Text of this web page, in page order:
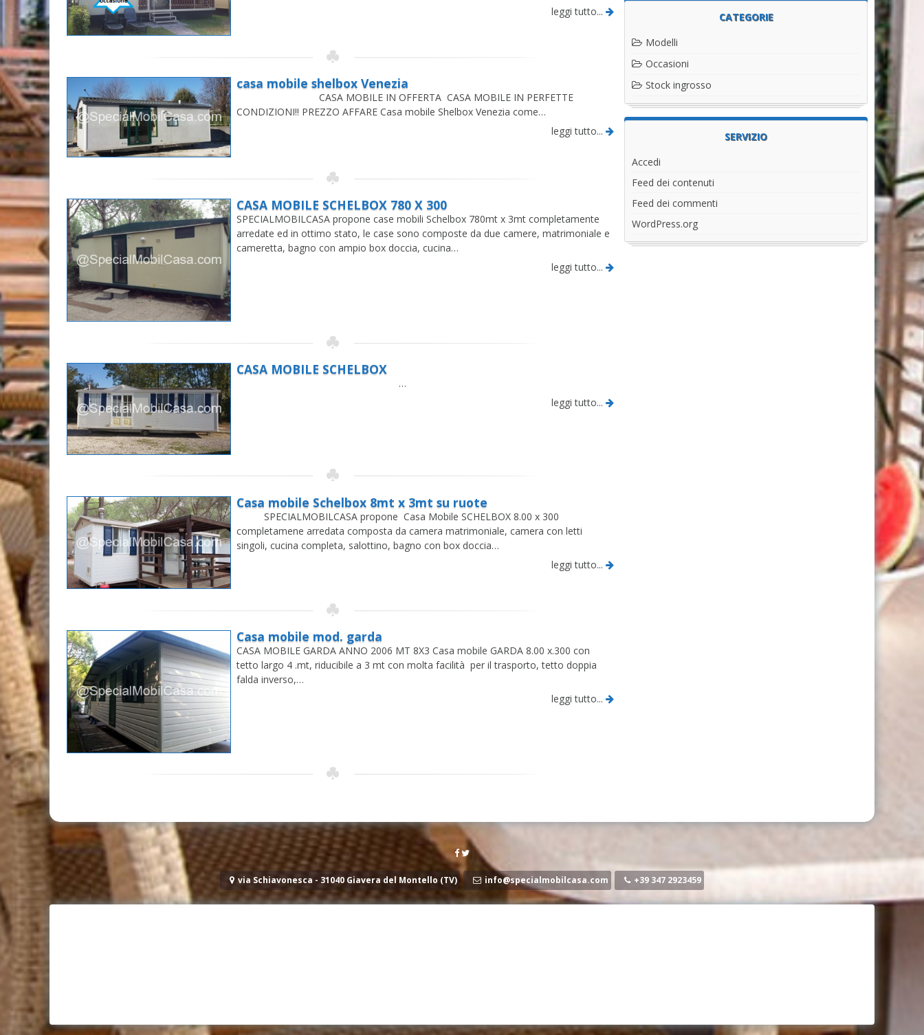
leggi tutto...
casa mobile shelbox Venezia
CASA MOBILE IN OFFERTA CASA MOBILE IN PERFETTE
CONDIZIONI!! PREZZO AFFARE Casa mobile Shelbox Venezia come…
leggi tutto...
CASA MOBILE SCHELBOX 780 X 300
SPECIALMOBILCASA propone case mobili Schelbox 780mt x 3mt completamente
arredate ed in ottimo stato, le case sono composte da due camere, matrimoniale e
cameretta, bagno con ampio box doccia, cucina…
leggi tutto...
CASA MOBILE SCHELBOX
…
leggi tutto...
Casa mobile Schelbox 8mt x 3mt su ruote
SPECIALMOBILCASA propone Casa Mobile SCHELBOX 8.00 x 300
completamene arredata composta da camera matrimoniale, camera con letti
singoli, cucina completa, salottino, bagno con box doccia…
leggi tutto...
Casa mobile mod. garda
CASA MOBILE GARDA ANNO 2006 MT 8X3 Casa mobile GARDA 8.00 x.300 con
tetto largo 4 .mt, riducibile a 3 mt con molta facilità per il trasporto, tetto doppia
falda inverso,…
leggi tutto...
CATEGORIE
Modelli
Occasioni
Stock ingrosso
SERVIZIO
Accedi
Feed dei contenuti
Feed dei commenti
WordPress.org
via Schiavonesca - 31040 Giavera del Montello (TV) info@specialmobilcasa.com +39 347 2923459